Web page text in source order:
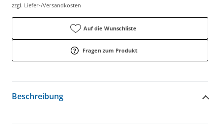
zzgl. Liefer-/Versandkosten
Auf die Wunschliste
Fragen zum Produkt
Beschreibung